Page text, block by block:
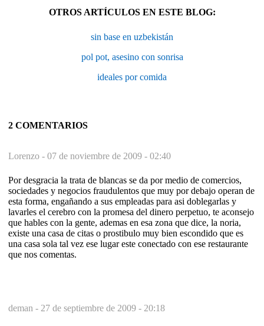
OTROS ARTÍCULOS EN ESTE BLOG:
sin base en uzbekistán
pol pot, asesino con sonrisa
ideales por comida
2 COMENTARIOS
Lorenzo - 07 de noviembre de 2009 - 02:40
Por desgracia la trata de blancas se da por medio de comercios,
sociedades y negocios fraudulentos que muy por debajo operan de
esta forma, engañando a sus empleadas para asi doblegarlas y
lavarles el cerebro con la promesa del dinero perpetuo, te aconsejo
que hables con la gente, ademas en esa zona que dice, la noria,
existe una casa de citas o prostibulo muy bien escondido que es
una casa sola tal vez ese lugar este conectado con ese restaurante
que nos comentas.
deman - 27 de septiembre de 2009 - 20:18